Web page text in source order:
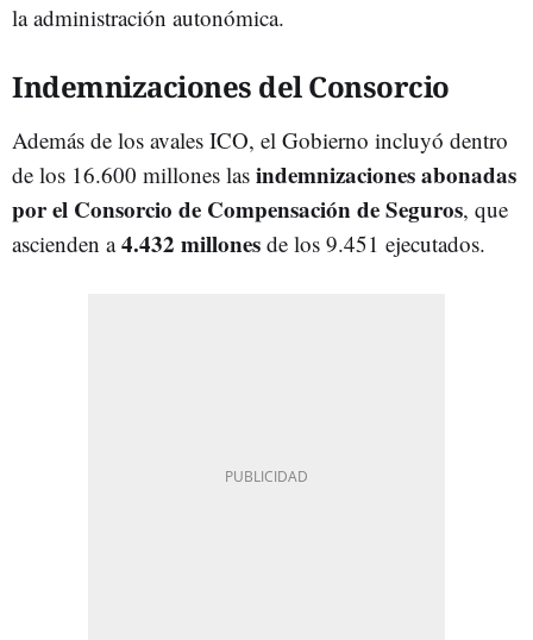
la administración autonómica.
Indemnizaciones del Consorcio
Además de los avales ICO, el Gobierno incluyó dentro
de los 16.600 millones las indemnizaciones abonadas
por el Consorcio de Compensación de Seguros, que
ascienden a4.432 millones de los 9.451 ejecutados.